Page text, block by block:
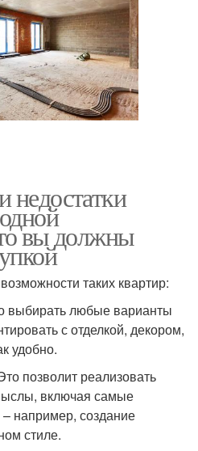
недостатки
вы должны
таких квартир:
выбирать любые варианты
с отделкой, декором,
удобно.
позволит реализовать
включая самые
например, создание
стиле.